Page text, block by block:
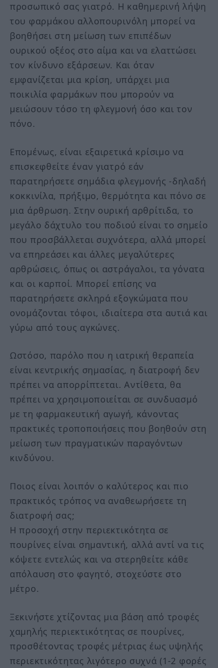
προσωπικό σας γιατρό. Η καθημερινή λήψη
του φαρμάκου αλλοπουρινόλη μπορεί να
βοηθήσει στη μείωση των επιπέδων
ουρικού οξέος στο αίμα και να ελαττώσει
τον κίνδυνο εξάρσεων. Και όταν
εμφανίζεται μια κρίση, υπάρχει μια
ποικιλία φαρμάκων που μπορούν να
μειώσουν τόσο τη φλεγμονή όσο και τον
πόνο.
Επομένως, είναι εξαιρετικά κρίσιμο να
επισκεφθείτε έναν γιατρό εάν
παρατηρήσετε σημάδια φλεγμονής -δηλαδή
κοκκινίλα, πρήξιμο, θερμότητα και πόνο σε
μια άρθρωση. Στην ουρική αρθρίτιδα, το
μεγάλο δάχτυλο του ποδιού είναι το σημείο
που προσβάλλεται συχνότερα, αλλά μπορεί
να επηρεάσει και άλλες μεγαλύτερες
αρθρώσεις, όπως οι αστράγαλοι, τα γόνατα
και οι καρποί. Μπορεί επίσης να
παρατηρήσετε σκληρά εξογκώματα που
ονομάζονται τόφοι, ιδιαίτερα στα αυτιά και
γύρω από τους αγκώνες.
Ωστόσο, παρόλο που η ιατρική θεραπεία
είναι κεντρικής σημασίας, η διατροφή δεν
πρέπει να απορρίπτεται. Αντίθετα, θα
πρέπει να χρησιμοποιείται σε συνδυασμό
με τη φαρμακευτική αγωγή, κάνοντας
πρακτικές τροποποιήσεις που βοηθούν στη
μείωση των πραγματικών παραγόντων
κινδύνου.
Ποιος είναι λοιπόν ο καλύτερος και πιο
πρακτικός τρόπος να αναθεωρήσετε τη
διατροφή σας;
Η προσοχή στην περιεκτικότητα σε
πουρίνες είναι σημαντική, αλλά αντί να τις
κόψετε εντελώς και να στερηθείτε κάθε
απόλαυση στο φαγητό, στοχεύστε στο
μέτρο.
Ξεκινήστε χτίζοντας μια βάση από τροφές
χαμηλής περιεκτικότητας σε πουρίνες,
προσθέτοντας τροφές μέτριας έως υψηλής
περιεκτικότητας λιγότερο συχνά (1-2 φορές